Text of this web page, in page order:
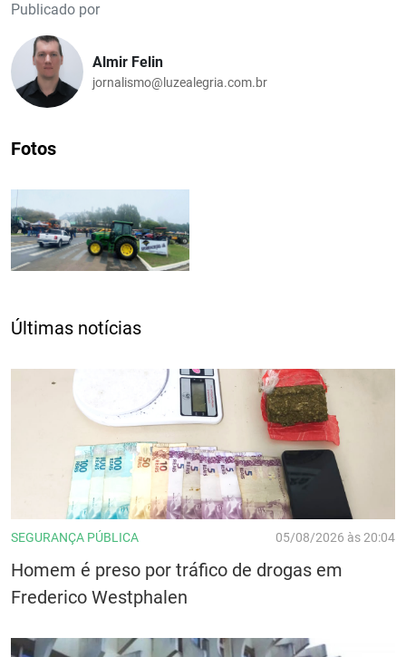
Publicado por
Almir Felin
jornalismo@luzealegria.com.br
Fotos
Últimas notícias
SEGURANÇA PÚBLICA 05/08/2026 às 20:04
Homem é preso por tráfico de drogas em
Frederico Westphalen